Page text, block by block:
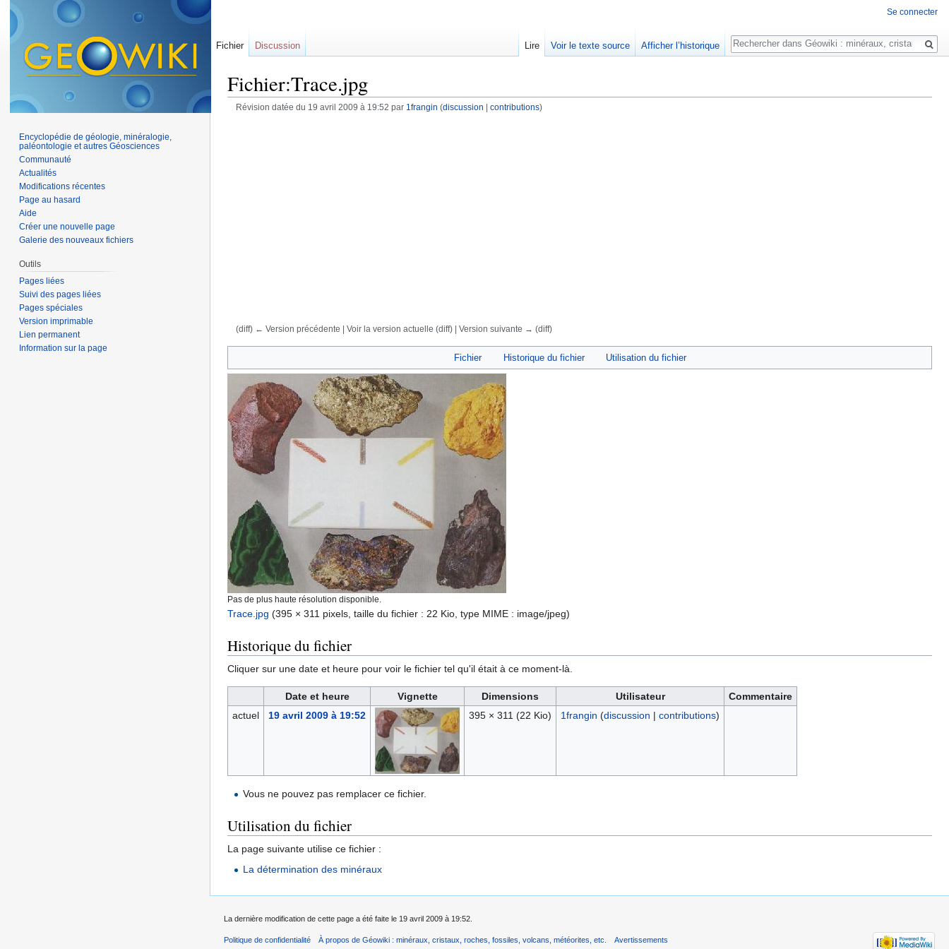
Fichier:Trace.jpg
Révision datée du 19 avril 2009 à 19:52 par 1frangin (discussion contributions)
(diff) ← Version précédente | Voir la version actuelle (diff) | Version suivante → (diff)
Fichier Historique du fichier Utilisation du fichier
Pas de plus haute résolution disponible.
Trace.jpg (395 × 311 pixels, taille du fichier : 22 Kio, type MIME : image/jpeg)
Historique du fichier
Cliquer sur une date et heure pour voir le fichier tel qu'il était à ce moment-là.
Date et heure Vignette Dimensions Utilisateur
Commentaire
actuel
19 avril 2009 à 19:52 395 × 311 (22 Kio) 1frangin (discussion | contributions)
Vous ne pouvez pas remplacer ce fichier.
Utilisation du fichier
La page suivante utilise ce fichier :
La détermination des minéraux
Se connecter
Fichier Discussion Lire Voir le texte source Afficher l’historique
Rechercher
Encyclopédie de géologie, minéralogie,
paléontologie et autres Géosciences
Communauté
Actualités
Modifications récentes
Page au hasard
Aide
Créer une nouvelle page
Galerie des nouveaux fichiers
Outils
Pages liées
Suivi des pages liées
Pages spéciales
Version imprimable
Lien permanent
Information sur la page
La dernière modification de cette page a été faite le 19 avril 2009 à 19:52.
Politique de confidentialité À propos de Géowiki : minéraux, cristaux, roches, fossiles, volcans, météorites, etc. Avertissements